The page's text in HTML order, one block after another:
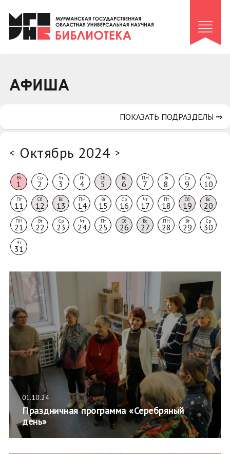
Клуб «Гиря и сельдерей»
Клуб «Семейный архив»
Коллегам
АФИША
< Октябрь 2024 >
Вт
1
Ср
2
Чт
3
Пт
4
Сб
5
Вс
6
ПН
7
Вт
8
Ср
9
Чт
10
Пт
11
Сб
12
Вс
13
ПН
14
Вт
15
Ср
16
Чт
17
Пт
18
Сб
19
Вс
20
ПН
21
Вт
22
Ср
23
Чт
24
Пт
25
Сб
26
Вс
27
ПН
28
Вт
29
Ср
30
Чт
31
01.10.24
Праздничная программа «Серебряный
день»
ПОКАЗАТЬ ПОДРАЗДЕЛЫ ⇒